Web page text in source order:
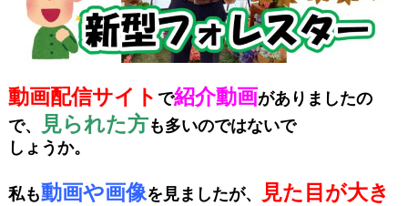
動画配信サイト で紹介動画がありましたの
で、
見られた方も多いのではないで
しょうか。
私も動画や画像を見ましたが、
見た目が大き